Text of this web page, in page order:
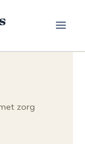
zorg